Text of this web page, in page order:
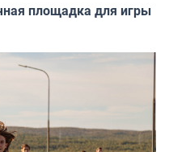
площадка для игры